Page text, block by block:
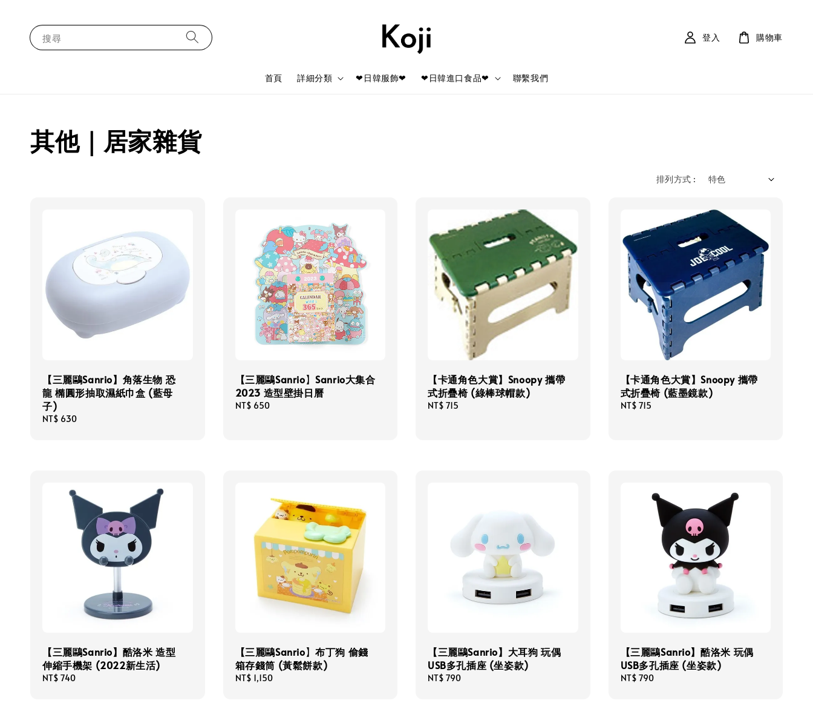
搜尋
首頁 詳細分類 ❤日韓服飾❤ ❤日韓進口食品❤ 聯繫我們
登入 購物車
其他｜居家雜貨
排列方式 :
【三麗鷗Sanrio】角落生物 恐
龍 橢圓形抽取濕紙巾盒 (藍母
子)
Regular
NT$ 630
【三麗鷗Sanrio】Sanrio大集合
2023 造型壁掛日曆
Regular
NT$ 650
【卡通角色大賞】Snoopy 攜帶
式折疊椅 (綠棒球帽款)
Regular
NT$ 715
【卡通角色大賞】Snoopy 攜帶
式折疊椅 (藍墨鏡款)
Regular
NT$ 715
【三麗鷗Sanrio】酷洛米 造型
伸縮手機架 (2022新生活)
Regular
NT$ 740
【三麗鷗Sanrio】布丁狗 偷錢
箱存錢筒 (黃鬆餅款)
Regular
NT$ 1,150
【三麗鷗Sanrio】大耳狗 玩偶
USB多孔插座 (坐姿款)
Regular
NT$ 790
【三麗鷗Sanrio】酷洛米 玩偶
USB多孔插座 (坐姿款)
Regular
NT$ 790